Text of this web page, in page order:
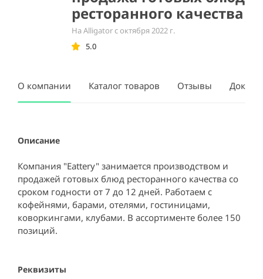
ресторанного качества
На Alligator с октября 2022 г.
5.0
О компании Каталог товаров Отзывы
Описание
Компания "Eattery" занимается производством и
продажей готовых блюд ресторанного качества со
сроком годности от 7 до 12 дней. Работаем с
кофейнями, барами, отелями, гостиницами,
коворкингами, клубами. В ассортименте более 150
позиций.
Реквизиты